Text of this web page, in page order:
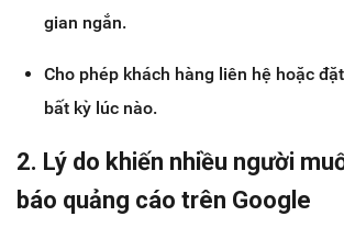
gian ngắn.
Cho phép khách hàng liên hệ hoặc
bất kỳ lúc nào.
2. Lý do khiến nhiều người
báo quảng cáo trên Google